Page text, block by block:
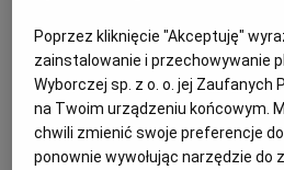
TORUŃ
Czy są jakieś zasady, których
gotując dla szejka?
Specjalnych zasad nie ma. Na
musieliśmy przygotować około
Poprzez kliknięcie "Akceptuję"
zainstalowanie i przechowywanie
Wyborczej sp. z o. o. jej Zaufanych
na Twoim urządzeniu końcowym.
chwili zmienić swoje preferencje
ponownie wywołując narzędzie do